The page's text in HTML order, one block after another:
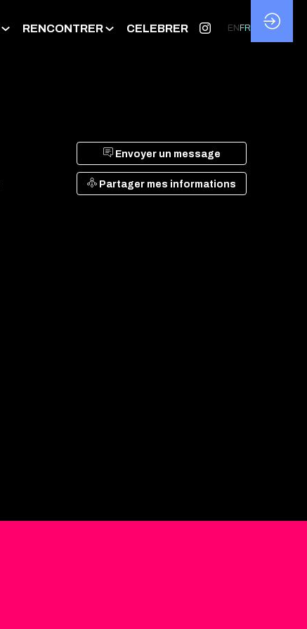
RENCONTRER CELEBRER EN FR
Envoyer un message
Partager mes informations